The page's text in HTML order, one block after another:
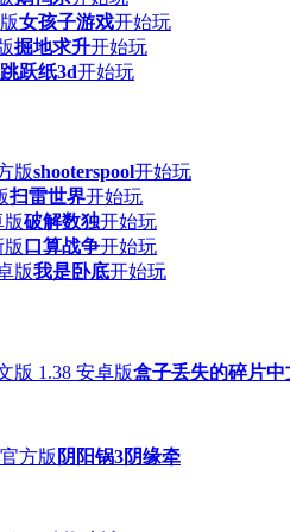
女孩子游戏开始玩
掘地求升开始玩
跳跃纸3d开始玩
shooterspool开始玩
扫雷世界开始玩
破解数独开始玩
口算战争开始玩
我是卧底开始玩
盒子丢失的碎片中
阴阳锅3阴缘牵